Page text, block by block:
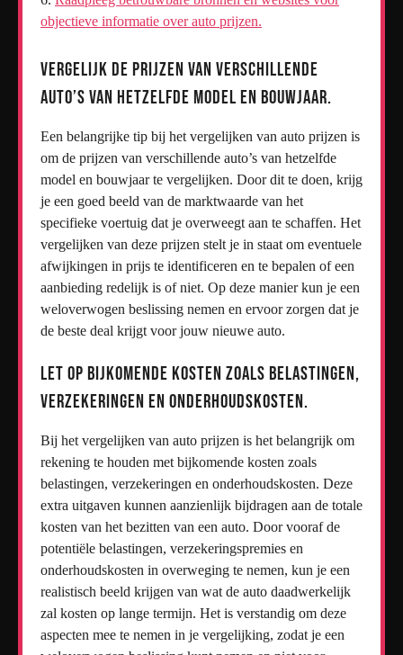
objectieve informatie over auto prijzen.
Vergelijk de prijzen van verschillende
auto’s van hetzelfde model en bouwjaar.
Een belangrijke tip bij het vergelijken van auto prijzen is
om de prijzen van verschillende auto’s van hetzelfde
model en bouwjaar te vergelijken. Door dit te doen, krijg
je een goed beeld van de marktwaarde van het
specifieke voertuig dat je overweegt aan te schaffen. Het
vergelijken van deze prijzen stelt je in staat om eventuele
afwijkingen in prijs te identificeren en te bepalen of een
aanbieding redelijk is of niet. Op deze manier kun je een
weloverwogen beslissing nemen en ervoor zorgen dat je
de beste deal krijgt voor jouw nieuwe auto.
Let op bijkomende kosten zoals belastingen,
verzekeringen en onderhoudskosten.
Bij het vergelijken van auto prijzen is het belangrijk om
rekening te houden met bijkomende kosten zoals
belastingen, verzekeringen en onderhoudskosten. Deze
extra uitgaven kunnen aanzienlijk bijdragen aan de totale
kosten van het bezitten van een auto. Door vooraf de
potentiële belastingen, verzekeringspremies en
onderhoudskosten in overweging te nemen, kun je een
realistisch beeld krijgen van wat de auto daadwerkelijk
zal kosten op lange termijn. Het is verstandig om deze
aspecten mee te nemen in je vergelijking, zodat je een